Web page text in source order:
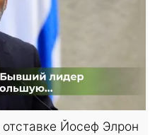
Йосеф Элрон